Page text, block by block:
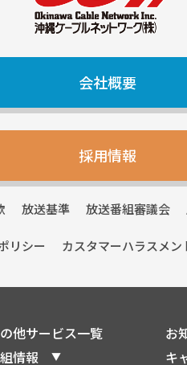
会社概要
採用情報
放送基準 放送番組審議会
リシー カスタマーハラスメン
他サービス一覧
情報
お
キ